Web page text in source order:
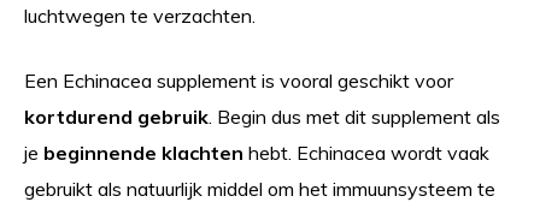
luchtwegen te verzachten.
Een Echinacea supplement is vooral geschikt voor
kortdurend gebruik . Begin dus met dit supplement als
je beginnende klachten hebt. Echinacea wordt vaak
gebruikt als natuurlijk middel om het immuunsysteem te